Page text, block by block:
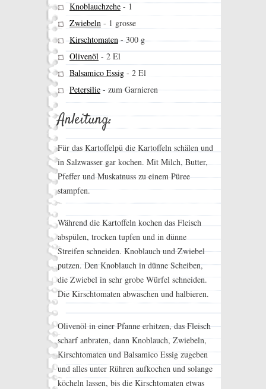
Knoblauchzehe- 1
Zwiebeln- 1 grosse
Kirschtomaten- 300 g
Olivenöl- 2 El
Balsamico Essig- 2 El
Petersilie- zum Garnieren
Anleitung:
Für das Kartoffelpü die Kartoffeln schälen und
in Salzwasser gar kochen. Mit Milch, Butter,
Pfeffer und Muskatnuss zu einem Püree
stampfen.
Während die Kartoffeln kochen das Fleisch
abspülen, trocken tupfen und in dünne
Streifen schneiden. Knoblauch und Zwiebel
putzen. Den Knoblauch in dünne Scheiben,
die Zwiebel in sehr grobe Würfel schneiden.
Die Kirschtomaten abwaschen und halbieren.
Olivenöl in einer Pfanne erhitzen, das Fleisch
scharf anbraten, dann Knoblauch, Zwiebeln,
Kirschtomaten und Balsamico Essig zugeben
und alles unter Rühren aufkochen und solange
köcheln lassen, bis die Kirschtomaten etwas